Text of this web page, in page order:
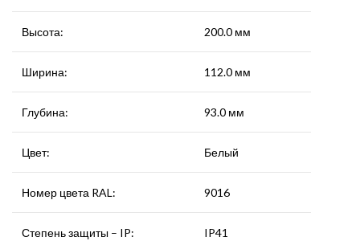
Высота: 200.0 мм
Ширина: 112.0 мм
Глубина: 93.0 мм
Цвет: Белый
Номер цвета RAL: 9016
Степень защиты – IP: IP41